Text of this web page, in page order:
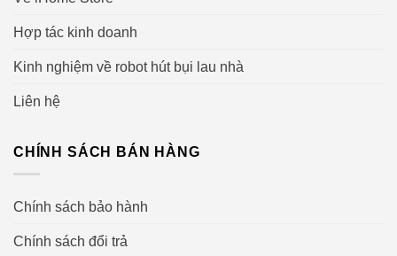
nhau ngay cả trong quá trình bụi đi từ đầu ống hút đến
khay chứa bụi.
Hợp tác kinh doanh
Kinh nghiệm về robot hút bụi lau nhà
Liên hệ
CHÍNH SÁCH BÁN HÀNG
Chính sách bảo hành
Chính sách đổi trả